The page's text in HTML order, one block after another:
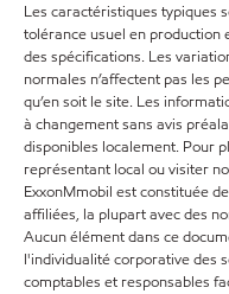
Les caractéristiques typiques
tolérance usuel en
des spécifications. Les
normales n’affectent pas les
qu’en soit le site. Les
à changement sans avis
disponibles localement. Pour
représentant local ou visiter
ExxonMmobil est constituée
affiliées, la plupart avec des
Aucun élément dans ce
l'individualité corporative des
comptables et responsables